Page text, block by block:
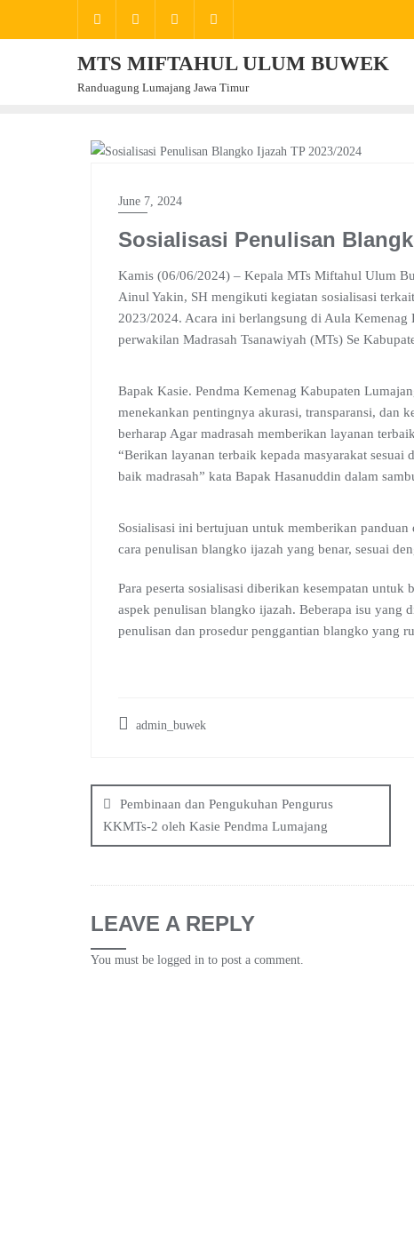
MTS MIFTAHUL ULUM BUWEK
Randuagung Lumajang Jawa Timur
June 7, 2024
Sosialisasi Penulisan
Kamis (06/06/2024) – Kepala MTs Miftahul Ulum
Ainul Yakin, SH mengikuti kegiatan sosialisasi
2023/2024. Acara ini berlangsung di Aula
perwakilan Madrasah Tsanawiyah (MTs) Se
Bapak Kasie. Pendma Kemenag Kabupaten
menekankan pentingnya akurasi, transparansi, dan
berharap Agar madrasah memberikan layanan
“Berikan layanan terbaik kepada masyarakat
baik madrasah” kata Bapak Hasanuddin dalam
Sosialisasi ini bertujuan untuk memberikan
cara penulisan blangko ijazah yang benar, sesuai
Para peserta sosialisasi diberikan kesempatan
aspek penulisan blangko ijazah. Beberapa isu yang
penulisan dan prosedur penggantian blangko yang
admin_buwek
navigation
Pembinaan dan Pengukuhan Pengurus
KKMTs-2 oleh Kasie Pendma Lumajang
LEAVE A REPLY
You must be logged in to post a comment.